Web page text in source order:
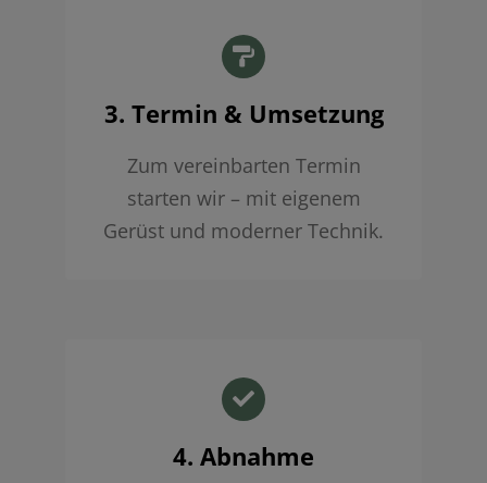
3. Termin & Umsetzung
Zum vereinbarten Termin
starten wir – mit eigenem
Gerüst und moderner Technik.
4. Abnahme